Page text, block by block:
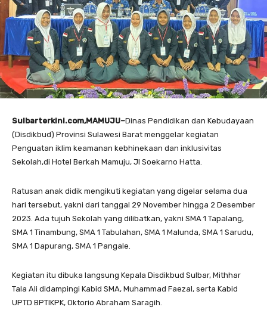
Sulbarterkini.com,MAMUJU–Dinas Pendidikan dan Kebudayaan
(Disdikbud) Provinsi Sulawesi Barat menggelar kegiatan
Penguatan iklim keamanan kebhinekaan dan inklusivitas
Sekolah,di Hotel Berkah Mamuju, Jl Soekarno Hatta.
Ratusan anak didik mengikuti kegiatan yang digelar selama dua
hari tersebut, yakni dari tanggal 29 November hingga 2 Desember
2023. Ada tujuh Sekolah yang dilibatkan, yakni SMA 1 Tapalang,
SMA 1 Tinambung, SMA 1 Tabulahan, SMA 1 Malunda, SMA 1 Sarudu,
SMA 1 Dapurang, SMA 1 Pangale.
Kegiatan itu dibuka langsung Kepala Disdikbud Sulbar, Mithhar
Tala Ali didampingi Kabid SMA, Muhammad Faezal, serta Kabid
UPTD BPTIKPK, Oktorio Abraham Saragih.